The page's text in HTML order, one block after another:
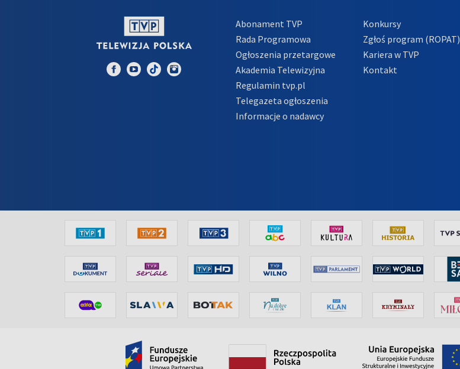
Abonament TVP
Rada Programowa
Ogłoszenia przetargowe
Akademia Telewizyjna
Regulamin tvp.pl
Telegazeta ogłoszenia
Informacje o nadawcy
Konkursy
Zgłoś program (ROPAT)
Kariera w TVP
Kontakt